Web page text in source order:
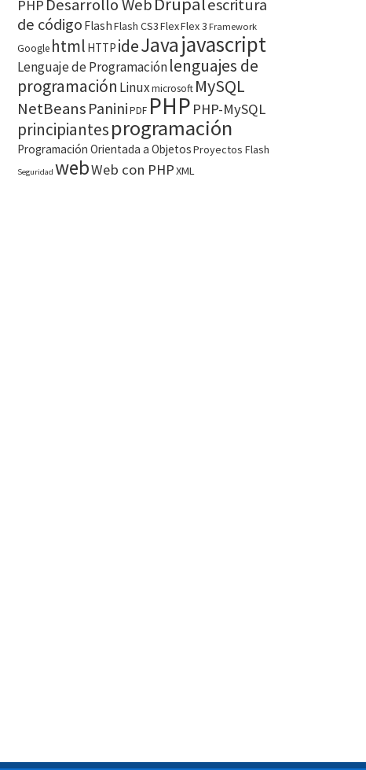
PHP Desarrollo Web
escritura
de código FlashFlash CS3FlexFlex 3 Framework
Google html HTTP ideJavajavascript
Lenguaje de Programaciónlenguajes de
programación Linuxmicrosoft MySQL
NetBeans PaniniPDF PHP PHP-MySQL
principiantesprogramación
Programación Orientada a ObjetosProyectos Flash
Seguridad webWeb con PHPXML